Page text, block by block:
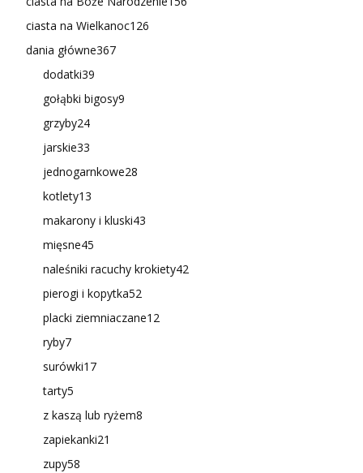
ciasta na Wielkanoc126
dania główne367
dodatki39
gołąbki bigosy9
grzyby24
jarskie33
jednogarnkowe28
kotlety13
makarony i kluski43
mięsne45
naleśniki racuchy krokiety42
pierogi i kopytka52
placki ziemniaczane12
ryby7
surówki17
tarty5
z kaszą lub ryżem8
zapiekanki21
zupy58